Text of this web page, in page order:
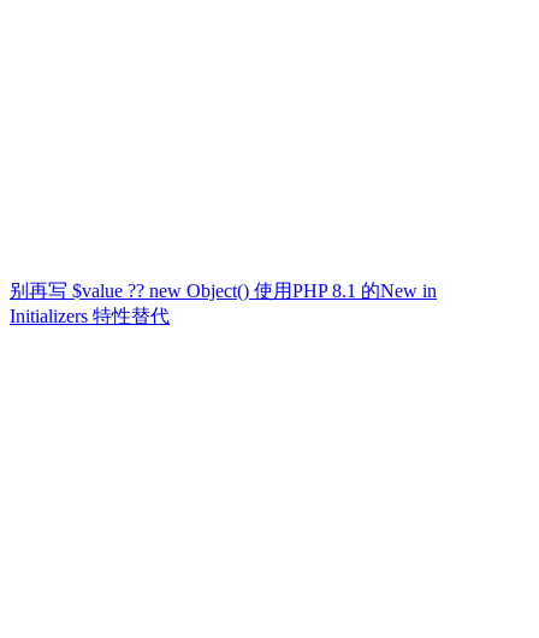
别再写 $value ?? new Object() 使用PHP 8.1 的New in
Initializers 特性替代